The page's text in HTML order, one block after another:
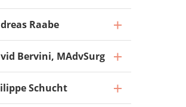
Raabe
Bervini, MAdvSurg
Schucht